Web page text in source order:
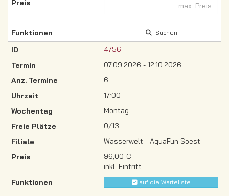
Suchen
4756
07.09.2026 - 12.10.2026
6
17:00
Montag
0/13
Wasserwelt - AquaFun Soest
96,00 €
inkl. Eintritt
auf die Warteliste